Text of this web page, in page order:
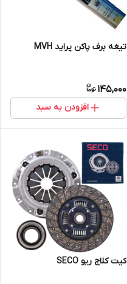
تیغه برف پاکن پراید MVH
145,000
افزودن به سبد
کیت کلاج ریو SECO